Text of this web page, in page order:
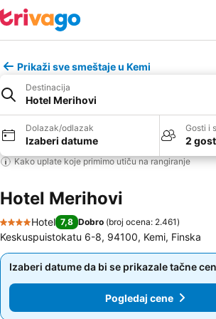
Prikaži sve smeštaje u Kemi
Destinacija
Hotel Merihovi
Dolazak/odlazak
Izaberi datume
Gosti i
2
Kako uplate koje primimo utiču na rangiranje
Hotel Merihovi
4 Zvezdice
Hotel 7,8 Dobro (broj ocena: 2.461)
Keskuspuistokatu 6-8, 94100, Kemi, Finska
Izaberi datume da bi se prikazale tačne
Pogledaj cene
Izaberi datume da bi se prikazale tačne
Pogledaj cene